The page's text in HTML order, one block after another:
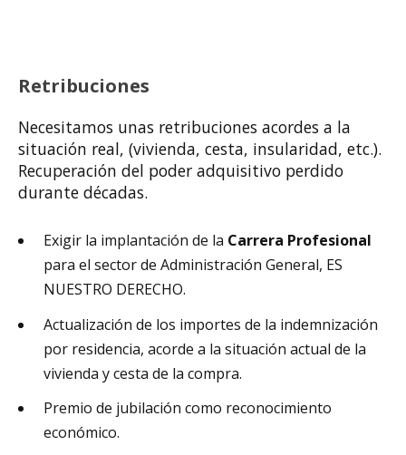
Retribuciones
Necesitamos unas retribuciones acordes a la
situación real, (vivienda, cesta, insularidad, etc.).
Recuperación del poder adquisitivo perdido
durante décadas.
Exigir la implantación de la Carrera Profesional
para el sector de Administración General, ES
NUESTRO DERECHO.
Actualización de los importes de la indemnización
por residencia, acorde a la situación actual de la
vivienda y cesta de la compra.
Premio de jubilación como reconocimiento
económico.